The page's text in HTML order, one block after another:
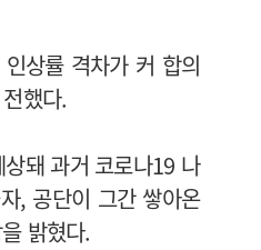
상률 격차가 커 합의
했다.
돼 과거 코로나19 나
, 공단이 그간 쌓아온
밝혔다.